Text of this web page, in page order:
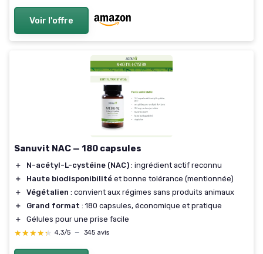
Voir l'offre
Sanuvit NAC — 180 capsules
＋ N-acétyl-L-cystéine (NAC) : ingrédient actif reconnu
＋
Haute biodisponibilité et bonne tolérance (mentionnée)
＋
Végétalien : convient aux régimes sans produits animaux
＋
Grand format : 180 capsules, économique et pratique
＋
Gélules pour une prise facile
★★★★★
★★★★★ 4,3/5 — 345 avis